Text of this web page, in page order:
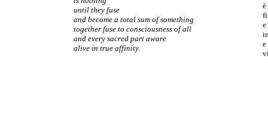
until they fuse
and become a total sum of something
together fuse to consciousness of all
and every sacred part aware
alive in true affinity.
è
e
e